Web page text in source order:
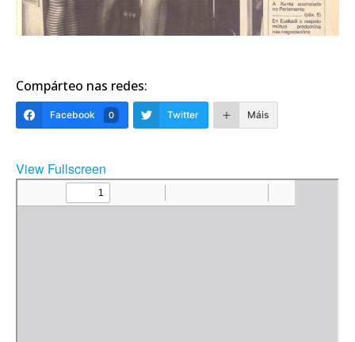
Compárteo nas redes:
Facebook 0 Twitter Máis
View Fullscreen